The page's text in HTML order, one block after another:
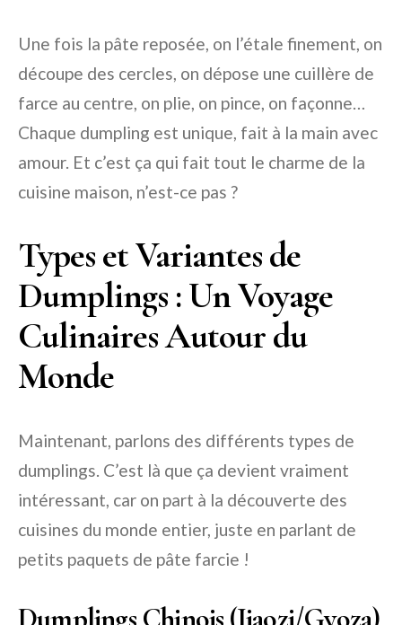
Une fois la pâte reposée, on l’étale finement, on
découpe des cercles, on dépose une cuillère de
farce au centre, on plie, on pince, on façonne…
Chaque dumpling est unique, fait à la main avec
amour. Et c’est ça qui fait tout le charme de la
cuisine maison, n’est-ce pas ?
Types et Variantes de
Dumplings : Un Voyage
Culinaires Autour du
Monde
Maintenant, parlons des différents types de
dumplings. C’est là que ça devient vraiment
intéressant, car on part à la découverte des
cuisines du monde entier, juste en parlant de
petits paquets de pâte farcie !
Dumplings Chinois (Jiaozi/Gyoza)